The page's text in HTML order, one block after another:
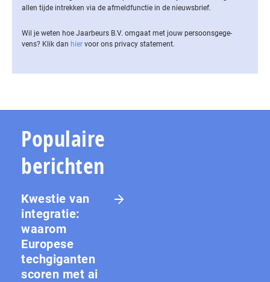
allen tijde intrekken via de af­meld­func­tie in de nieuwsbrief.
Wil je weten hoe Jaarbeurs B.V. omgaat met jouw per­soons­ge­ge­
vens? Klik dan hier voor ons privacy statement.
Populaire
berichten
Kwestie van
integratie:
waarom
Europese
techgiganten
scoren met ai